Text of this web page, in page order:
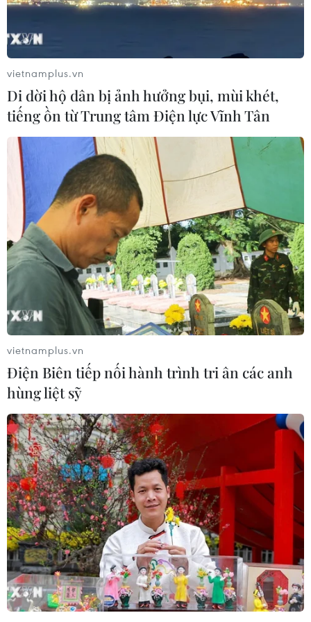
máy bay Lion Air gặp nạn
Rơi máy bay tại Indonesia: Đẩy
nhanh việc xác nhận danh tính nạn
nhân
02/11/2018 05:10
Trục vớt mảnh vỡ lớn của máy bay
Lion Air cần thiết bị đặc biệt
02/11/2018 03:42
CƠ QUAN CHỦ QUẢN: THÔNG TẤN XÃ VIỆT NAM
Tổng Biên tập: TRẦN TIẾN DUẨN
Phó Tổng Biên tập: NGUYỄN THỊ TÁM, KHÚC THANH
THỦY
Sở hữu trí tuệ
Quy định sử dụng
RSS
Hỗ trợ
Ngôn ngữ
TTXVN
vietnamplus.vn
Di dời hộ dân bị ảnh hưởng bụi, mùi khét,
tiếng ồn từ Trung tâm Điện lực Vĩnh Tân
vietnamplus.vn
Điện Biên tiếp nối hành trình tri ân các anh
hùng liệt sỹ